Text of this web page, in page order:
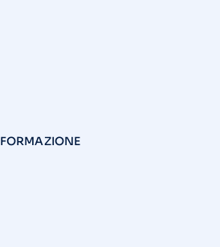
FORMAZIONE